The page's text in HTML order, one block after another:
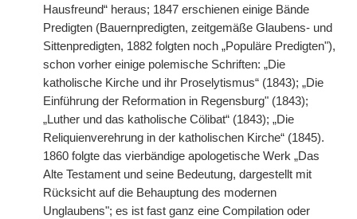
Hausfreund“ heraus; 1847 erschienen einige Bände
Predigten (Bauernpredigten, zeitgemäße Glaubens- und
Sittenpredigten, 1882 folgten noch „Populäre Predigten"),
schon vorher einige polemische Schriften: „Die
katholische Kirche und ihr Proselytismus“ (1843); „Die
Einführung der Reformation in Regensburg" (1843);
„Luther und das katholische Cölibat“ (1843); „Die
Reliquienverehrung in der katholischen Kirche“ (1845).
1860 folgte das vierbändige apologetische Werk „Das
Alte Testament und seine Bedeutung, dargestellt mit
Rücksicht auf die Behauptung des modernen
Unglaubens"; es ist fast ganz eine Compilation oder